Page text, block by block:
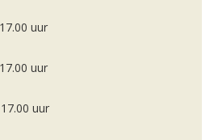
uur
uur
uur